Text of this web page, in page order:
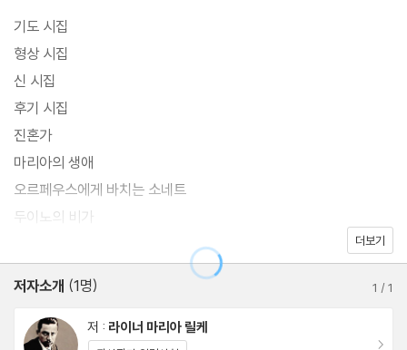
음에 대한 시성의 주옥같은 시들이 담겨 있다.
기도 시집
형상 시집
신 시집
후기 시집
진혼가
마리아의 생애
오르페우스에게 바치는 소네트
두이노의 비가
라이너 마리아 릴케 연보
더보기
저자소개 (1명) 1 /1
저 : 라이너 마리아 릴케